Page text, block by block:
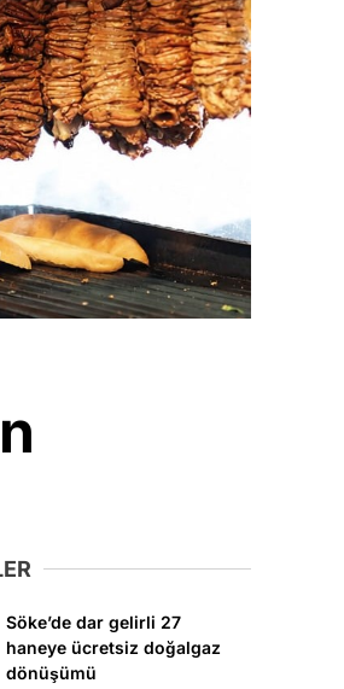
Söke’de dar gelirli 27
haneye ücretsiz doğalgaz
dönüşümü